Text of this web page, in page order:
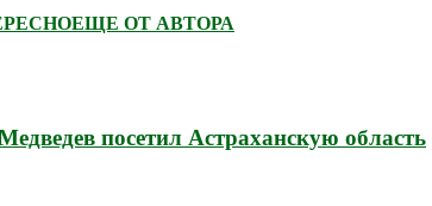
ЕЩЕ ОТ АВТОРА
посетил Астраханскую область